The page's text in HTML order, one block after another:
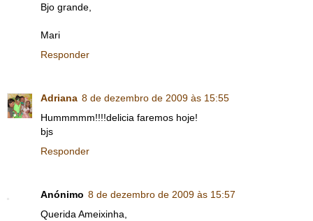
Bjo grande,
Mari
Responder
Adriana 8 de dezembro de 2009 às 15:55
Hummmmm!!!!delicia faremos hoje!
bjs
Responder
Anónimo 8 de dezembro de 2009 às 15:57
Querida Ameixinha,